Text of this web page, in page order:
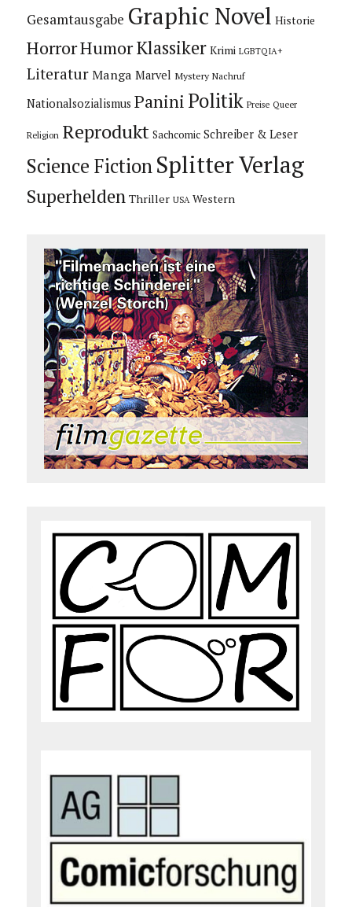
Gesamtausgabe Graphic Novel Historie
HorrorHumorKlassiker Krimi LGBTQIA+
Literatur Manga Marvel Mystery Nachruf
Nationalsozialismus Panini Politik Preise Queer
Religion Reprodukt Sachcomic Schreiber & Leser
Science Fiction Splitter Verlag
Superhelden Thriller USA Western